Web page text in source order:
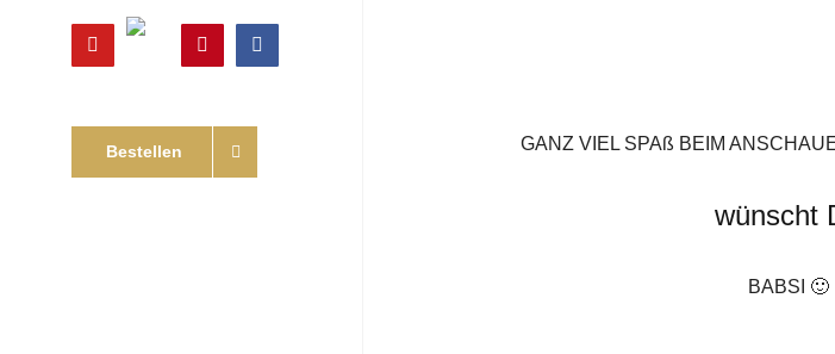
YouTube
Shop
PinterestFacebook
Bestellen GANZ VIEL SPAß BEIM
wünscht
BABSI 🙂